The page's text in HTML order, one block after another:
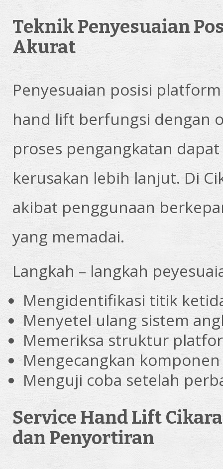
Teknik Penyesuaian
Akurat
Penyesuaian posisi
hand lift berfungsi dengan
proses pengangkatan
kerusakan lebih lanjut. Di
akibat penggunaan
yang memadai.
Langkah – langkah
Mengidentifikasi titik
Menyetel ulang sistem
Memeriksa struktur
Mengecangkan
Menguji coba setelah
Service Hand Lift
dan Penyortiran